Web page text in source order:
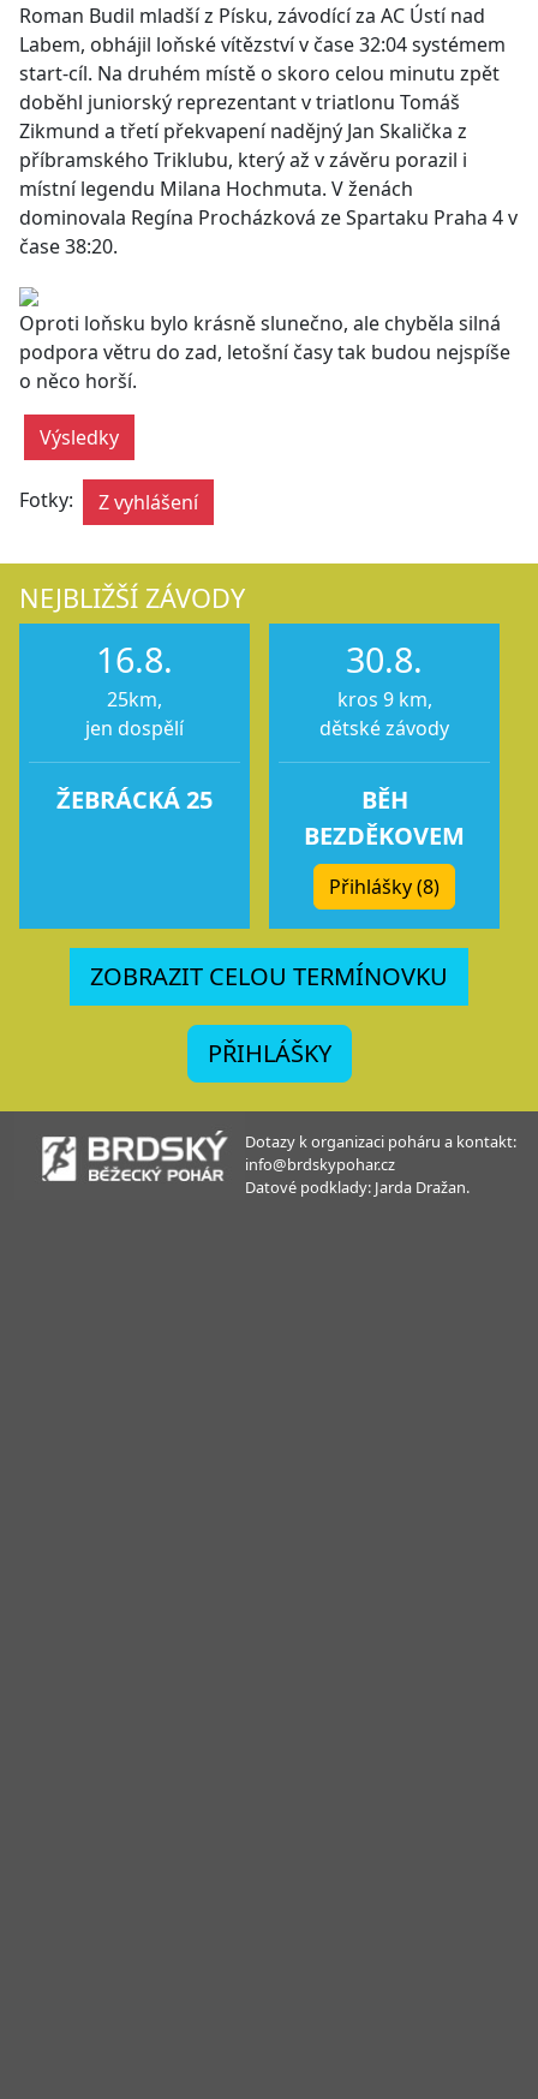
Roman Budil mladší z Písku, závodící za AC Ústí nad
Labem, obhájil loňské vítězství v čase 32:04 systémem
start-cíl. Na druhém místě o skoro celou minutu zpět
doběhl juniorský reprezentant v triatlonu Tomáš
Zikmund a třetí překvapení nadějný Jan Skalička z
příbramského Triklubu, který až v závěru porazil i
místní legendu Milana Hochmuta. V ženách
dominovala Regína Procházková ze Spartaku Praha 4 v
čase 38:20.
Oproti loňsku bylo krásně slunečno, ale chyběla silná
podpora větru do zad, letošní časy tak budou nejspíše
o něco horší.
Výsledky
Fotky: Z vyhlášení
NEJBLIŽŠÍ ZÁVODY
16.8.
25km,
jen dospělí
ŽEBRÁCKÁ 25
30.8.
kros 9 km,
dětské závody
BĚH
BEZDĚKOVEM
Přihlášky (8)
ZOBRAZIT CELOU TERMÍNOVKU
PŘIHLÁŠKY
Dotazy k organizaci poháru a kontakt:
info@brdskypohar.cz
Datové podklady: Jarda Dražan.